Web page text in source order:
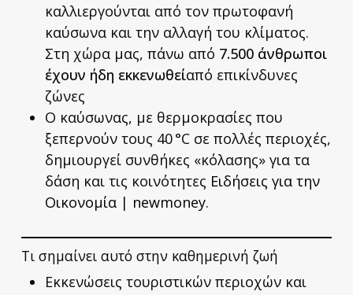
καλλιεργούνται από τον πρωτοφανή
καύσωνα και την αλλαγή του κλίματος.
Στη χώρα μας, πάνω από 7.500 άνθρωποι
έχουν ήδη εκκενωθείαπό επικίνδυνες
ζώνες
Ο καύσωνας, με θερμοκρασίες που
ξεπερνούν τους 40 °C σε πολλές περιοχές,
δημιουργεί συνθήκες «κόλασης» για τα
δάση και τις κοινότητες Ειδήσεις για την
Οικονομία | newmoney.
Τι σημαίνει αυτό στην καθημερινή ζωή
Εκκενώσεις τουριστικών περιοχών και